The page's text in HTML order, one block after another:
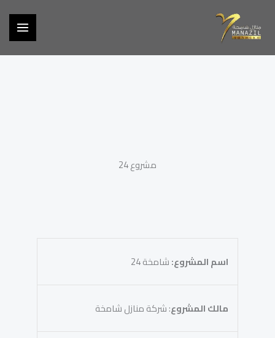
المحتوى
مشروع 24
اسم المشروع:شامخة 24
مالك المشروع: شركة منازل شامخة